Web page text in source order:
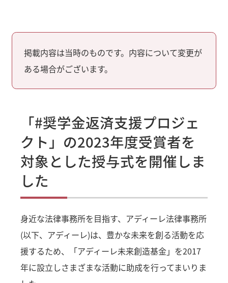
掲載内容は当時のものです。内容について変更が
ある場合がございます。
「#奨学金返済支援プロジェ
クト」の2023年度受賞者を
対象とした授与式を開催しま
した
身近な法律事務所を目指す、アディーレ法律事務所
(以下、アディーレ)は、豊かな未来を創る活動を応
援するため、「アディーレ未来創造基金」を2017
年に設立しさまざまな活動に助成を行ってまいりま